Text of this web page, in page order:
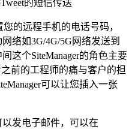
的短信传送
的远程手机的电话号码，
络如3G/4G/5G网络发送到
这个SiteManager的角色主要
前的工程师的痛与客户的担
可以让您插入一张
发电子邮件，可以在